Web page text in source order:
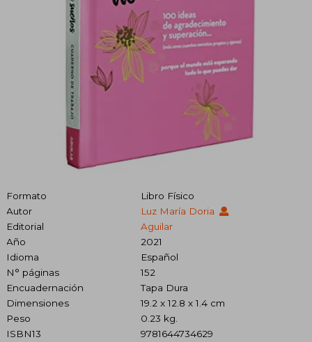
Formato
Libro Físico
Autor
Luz María Doria
Editorial
Aguilar
Año
2021
Idioma
Español
N° páginas
152
Encuadernación
Tapa Dura
Dimensiones
19.2 x 12.8 x 1.4 cm
Peso
0.23 kg.
ISBN13
9781644734629